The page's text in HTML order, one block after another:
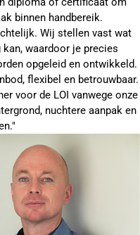
binnen handbereik.
Wij stellen vast wat
waardoor je precies
opgeleid en ontwikkeld.
flexibel en betrouwbaar.
voor de LOI vanwege onze
nuchtere aanpak en